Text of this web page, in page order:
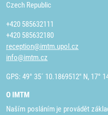
Czech Republic
+420 585632111
+420 585632180
reception@imtm.upol.cz
info@imtm.cz
GPS: 49° 35´ 10.1869512" N, 17°
O IMTM
Naším posláním je provádět